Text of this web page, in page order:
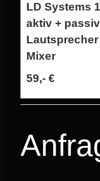
LD Systems
aktiv +
Lautsprecher
Mixer
59,- €